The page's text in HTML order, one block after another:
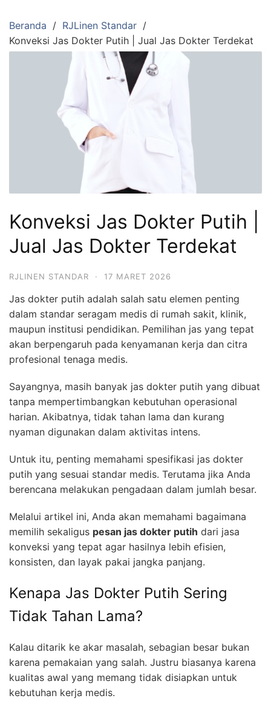
ke
konten
Beranda
RJLinen Standar
Konveksi Jas Dokter Putih | Jual Jas Dokter Terdekat
Konveksi Jas Dokter Putih |
Jual Jas Dokter Terdekat
RJLINEN STANDAR · 17 MARET 2026
Jas dokter putih adalah salah satu elemen penting
dalam standar seragam medis di rumah sakit, klinik,
maupun institusi pendidikan. Pemilihan jas yang tepat
akan berpengaruh pada kenyamanan kerja dan citra
profesional tenaga medis.
Sayangnya, masih banyak jas dokter putih yang dibuat
tanpa mempertimbangkan kebutuhan operasional
harian. Akibatnya, tidak tahan lama dan kurang
nyaman digunakan dalam aktivitas intens.
Untuk itu, penting memahami spesifikasi jas dokter
putih yang sesuai standar medis. Terutama jika Anda
berencana melakukan pengadaan dalam jumlah besar.
Melalui artikel ini, Anda akan memahami bagaimana
memilih sekaligus pesan jas dokter putih dari jasa
konveksi yang tepat agar hasilnya lebih efisien,
konsisten, dan layak pakai jangka panjang.
Kenapa Jas Dokter Putih Sering
Tidak Tahan Lama?
Kalau ditarik ke akar masalah, sebagian besar bukan
karena pemakaian yang salah. Justru biasanya karena
kualitas awal yang memang tidak disiapkan untuk
kebutuhan kerja medis.